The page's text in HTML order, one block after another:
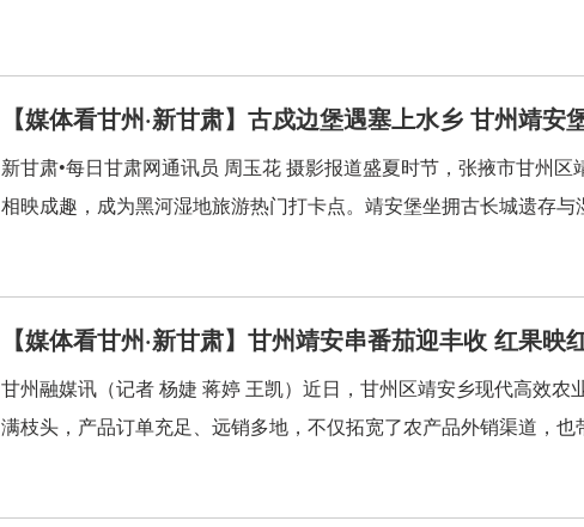
【媒体看甘州·新甘肃】古戍边堡遇塞上水乡 甘州靖安
新甘肃•每日甘肃网通讯员 周玉花 摄影报道盛夏时节，张掖市甘州
相映成趣，成为黑河湿地旅游热门打卡点。靖安堡坐拥古长城遗存
【媒体看甘州·新甘肃】甘州靖安串番茄迎丰收 红果映
甘州融媒讯（记者 杨婕 蒋婷 王凯）近日，甘州区靖安乡现代高效
满枝头，产品订单充足、远销多地，不仅拓宽了农产品外销渠道，